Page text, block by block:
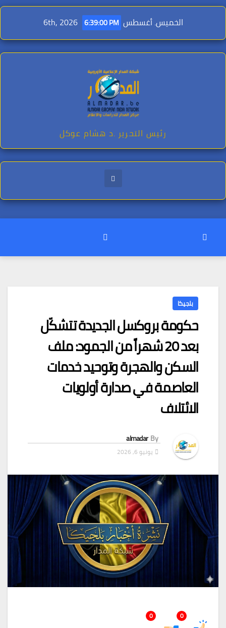
Skip
content
الخميس. أغسطس 6th, 2026 6:39:02 PM
رئيس التحرير .د هشام عوكل
بلجيكا
حكومة بروكسل الجديدة تتشكّل
بعد 20 شهراً من الجمود: ملف
السكن والهجرة وتوحيد خدمات
العاصمة في صدارة أولويات
الائتلاف
By
almadar
يونيو 6, 2026
0
0